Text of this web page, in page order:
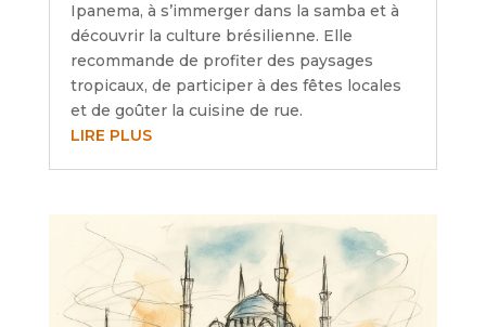
Ipanema, à s’immerger dans la samba et à
découvrir la culture brésilienne. Elle
recommande de profiter des paysages
tropicaux, de participer à des fêtes locales
et de goûter la cuisine de rue.
LIRE PLUS